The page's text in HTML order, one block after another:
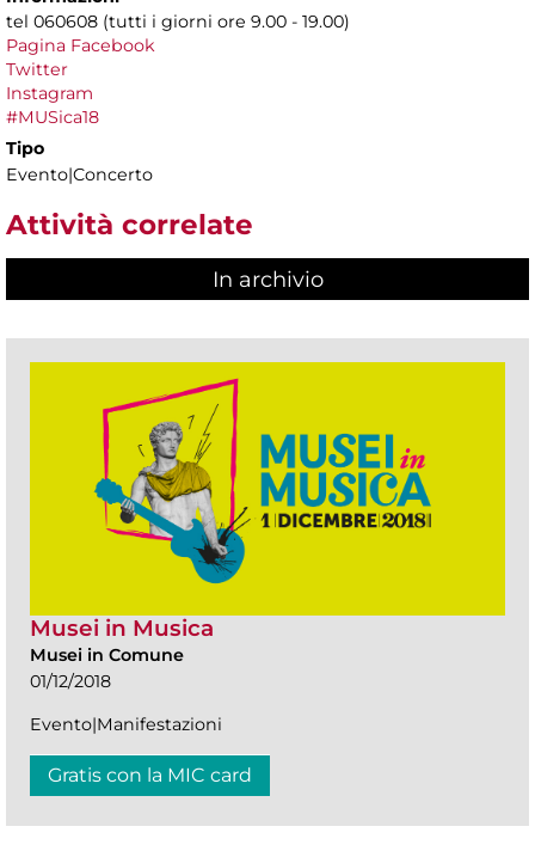
tel 060608 (tutti i giorni ore 9.00 - 19.00)
Pagina Facebook
Twitter
Instagram
#MUSica18
Tipo
Evento|Concerto
Attività correlate
In archivio
Musei in Musica
Musei in Comune
01/12/2018
Evento|Manifestazioni
Gratis con la MIC card